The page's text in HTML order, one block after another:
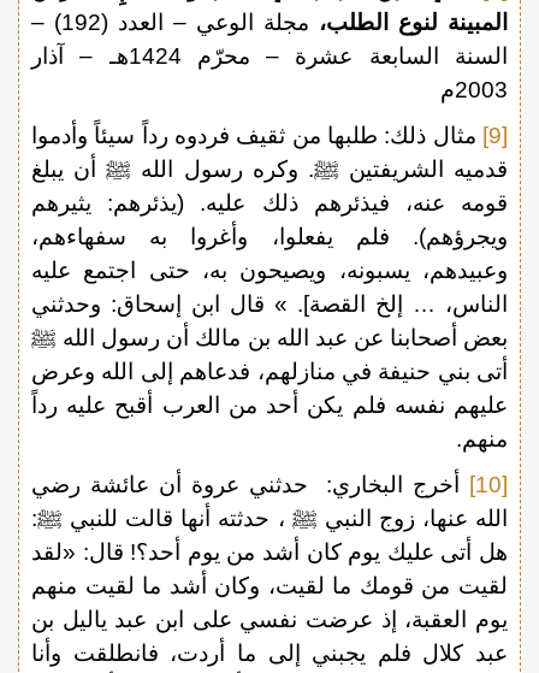
المبينة لنوع الطلب،
مجلة الوعي – العدد (192) –
السنة السابعة عشرة – محرّم 1424هـ – آذار
2003م
[9]
مثال ذلك: طلبها من ثقيف فردوه رداً سيئاً وأدموا
قدميه الشريفتين ﷺ. وكره رسول الله ﷺ أن يبلغ
قومه عنه، فيذئرهم ذلك عليه. (يذئرهم: يثيرهم
ويجرؤهم). فلم يفعلوا، وأغروا به سفهاءهم،
وعبيدهم، يسبونه، ويصيحون به، حتى اجتمع عليه
الناس، … إلخ القصة]. » قال ابن إسحاق: وحدثني
بعض أصحابنا عن عبد الله بن مالك أن رسول الله ﷺ
أتى بني حنيفة في منازلهم، فدعاهم إلى الله وعرض
عليهم نفسه فلم يكن أحد من العرب أقبح عليه رداً
منهم.
[10]
أخرج البخاري: حدثني عروة أن عائشة رضي
الله عنها، زوج النبي ﷺ ، حدثته أنها قالت للنبي ﷺ:
هل أتى عليك يوم كان أشد من يوم أحد؟! قال: «لقد
لقيت من قومك ما لقيت، وكان أشد ما لقيت منهم
يوم العقبة، إذ عرضت نفسي على ابن عبد ياليل بن
عبد كلال فلم يجبني إلى ما أردت، فانطلقت وأنا